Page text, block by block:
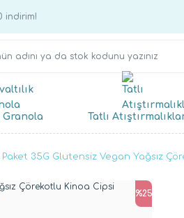
ücretsiz!
Granola Tatlı
Paket 35G Glutensiz Vegan Yağsız
%25